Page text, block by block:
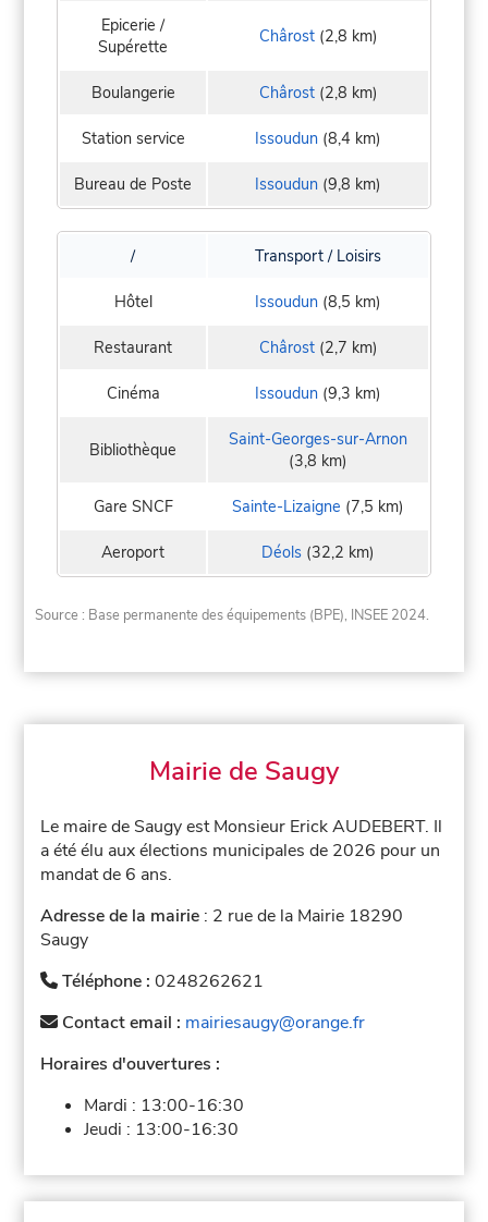
Epicerie /
Supérette
Chârost(2,8 km)
Boulangerie Chârost(2,8 km)
Station service Issoudun (8,4 km)
Bureau de Poste Issoudun (9,8 km)
/ Transport / Loisirs
Hôtel Issoudun (8,5 km)
Restaurant Chârost(2,7 km)
Cinéma Issoudun (9,3 km)
Bibliothèque
Saint-Georges-sur-Arnon
(3,8 km)
Gare SNCF Sainte-Lizaigne (7,5 km)
Aeroport Déols (32,2 km)
Source : Base permanente des équipements (BPE), INSEE 2024.
Mairie de Saugy
Le maire de Saugy est Monsieur Erick AUDEBERT. Il
a été élu aux élections municipales de 2026 pour un
mandat de 6 ans.
Adresse de la mairie : 2 rue de la Mairie 18290
Saugy
Téléphone :0248262621
Contact email : mairiesaugy@orange.fr
Horaires d'ouvertures :
Mardi : 13:00-16:30
Jeudi : 13:00-16:30